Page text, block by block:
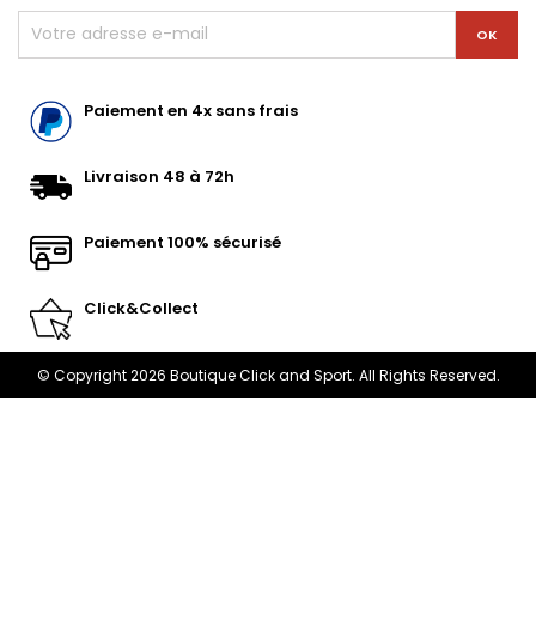
Paiement en 4x sans frais
Livraison 48 à 72h
Paiement 100% sécurisé
Click&Collect
© Copyright 2026 Boutique Click and Sport. All Rights Reserved.